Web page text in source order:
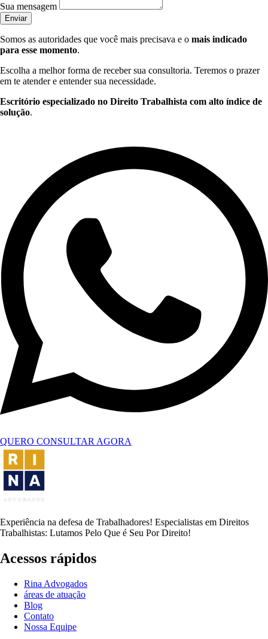
Sua mensagem
Enviar
Somos as autoridades que você mais precisava e o mais indicado
para esse momento.
Escolha a melhor forma de receber sua consultoria. Teremos o prazer
em te atender e entender sua necessidade.
Escritório especializado no Direito Trabalhista com alto índice de
solução.
QUERO CONSULTAR AGORA
Experiência na defesa de Trabalhadores! Especialistas em Direitos
Trabalhistas: Lutamos Pelo Que é Seu Por Direito!
Acessos rápidos
Rina Advogados
áreas de atuação
Blog
Contato
Nossa Equipe